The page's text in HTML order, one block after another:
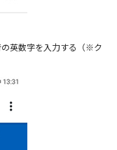
英数字を入力する（※ク